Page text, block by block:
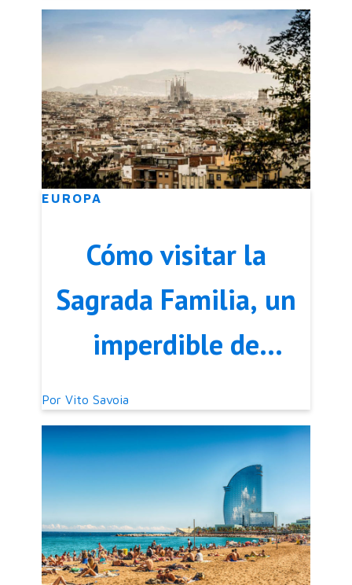
EUROPA
Cómo visitar la
Sagrada Familia, un
imperdible de
Barcelona
Por Vito Savoia